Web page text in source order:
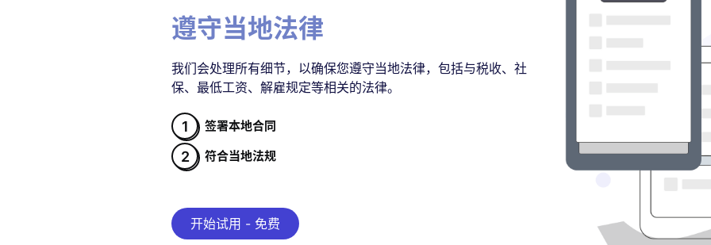
遵守当地法律
我们会处理所有细节，以确保您遵守当地法律，包括与税收、社
保、最低工资、解雇规定等相关的法律。
1 签署本地合同
2 符合当地法规
开始试用 - 免费